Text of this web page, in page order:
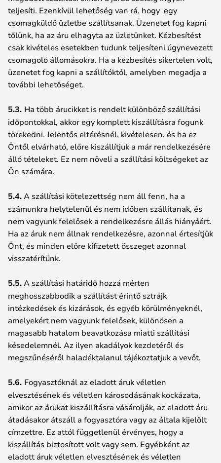
teljesíti. Ezenkívül lehetőség van rá, hogy egy
csomagküldő üzletbe szállítsanak. Üzenetet fog kapni
tőlünk, ha az áru elhagyta az üzletünket. Kézbesítést
csak kivételes esetekben tudunk teljesíteni úgynevezett
csomagoló állomásokra. Ha a kézbesítés sikertelen volt,
üzenetet fog kapni a szállítóktól, amelyben megadja a
további lehetőséget.
5.3. Ha több árucikket is rendelt különböző szállítási
időpontokkal, akkor egy komplett kiszállításra fogunk
törekedni. Jelentős eltérésnél, kivételesen, és ha ez
Öntől elvárható, előre kiszállítjuk a már rendelkezésére
álló tételeket. Ez nem növeli a szállítási költségeket az
Ön számára.
5.4. A szállítási kötelezettség nem áll fenn, ha a
számunkra helytelenül és nem időben szállítanak, és
nem vagyunk felelősek a rendelkezésre állás hiányáért.
Ha az áruk nem állnak rendelkezésre, azonnal értesítjük
Önt, és minden előre kifizetett összeget azonnal
visszatérítünk.
5.5. A szállítási határidő hozzá mérten
meghosszabbodik a szállítást érintő sztrájk
intézkedések és kizárások, és egyéb körülményeknél,
amelyekért nem vagyunk felelősek, különösen a
magasabb hatalom beavatkozása miatti szállítási
késedelemnél. Az ilyen akadályok kezdetéről és
megszűnéséről haladéktalanul tájékoztatjuk a vevőt.
5.6. Fogyasztóknál az eladott áruk véletlen
elvesztésének és véletlen károsodásának kockázata,
amikor az árukat kiszállításra vásárolják, az eladott áru
átadásakor átszáll a fogyasztóra vagy az általa kijelölt
címzettre. Ez attól függetlenül érvényes, hogy a
kiszállítás biztosított volt vagy sem. Egyébként az
eladott áruk véletlen elvesztésének és véletlen